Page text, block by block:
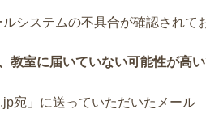
システムの不具合が確認されて
教室に届いていない可能性が高い
宛」に送っていただいたメール